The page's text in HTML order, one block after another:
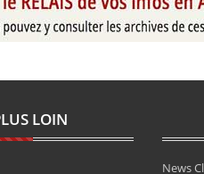
LOIN
News